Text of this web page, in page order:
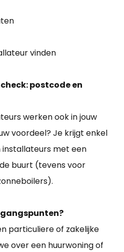
vinden
postcode en
werken ook in jouw
voordeel? Je krijgt enkel
met een
buurt (tevens voor
particuliere of zakelijke
over een huurwoning of